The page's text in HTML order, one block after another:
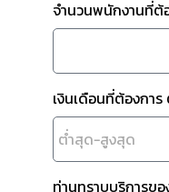
จำนวนพนักงานที่ต้
เงินเดือนที่ต้องกา
ท่านทราบบริการขอ